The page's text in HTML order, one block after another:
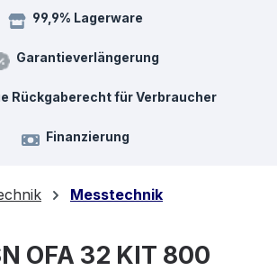
99,9% Lagerware
Garantieverlängerung
Rückgaberecht für Verbraucher
Finanzierung
Messtechnik
OFA 32 KIT 800